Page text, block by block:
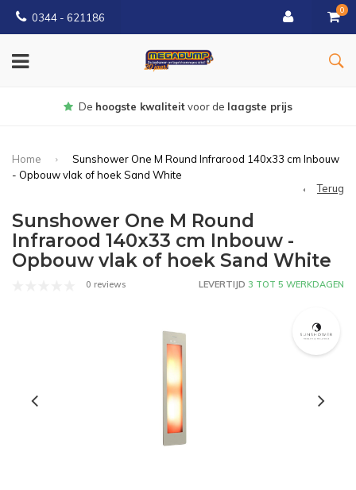
0344 - 621186
0
Gratisbezorgd vanaf € 150
Home
Sunshower One M Round Infrarood 140x33 cm Inbouw
- Opbouw vlak of hoek Sand White
Terug
Sunshower One M Round
Infrarood 140x33 cm Inbouw -
Opbouw vlak of hoek Sand White
0 reviews LEVERTIJD 3 TOT 5 WERKDAGEN